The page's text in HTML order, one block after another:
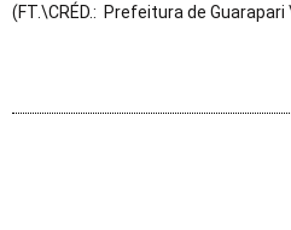
(FT.\CRÉD.: Prefeitura de Guarapari